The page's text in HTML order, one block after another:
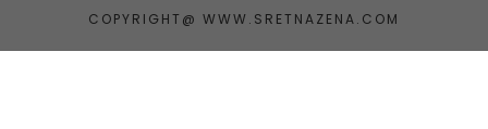
COPYRIGHT@ WWW.SRETNAZENA.COM